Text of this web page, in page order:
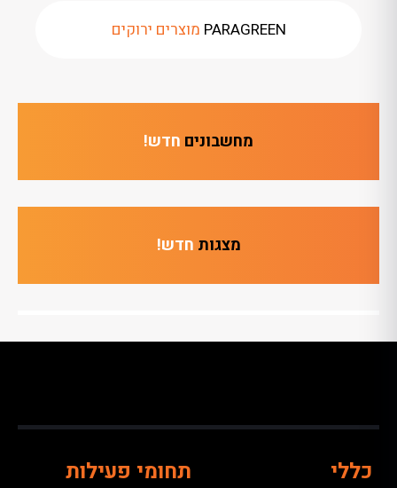
PARAGREEN מוצרים ירוקים
מחשבונים חדש!
מצגות חדש!
כללי תחומי פעילות